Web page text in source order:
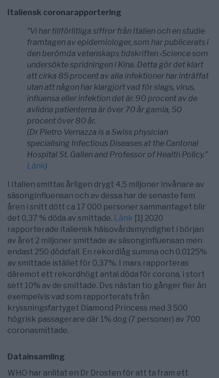
Italiensk coronarapportering
”Vi har tillförlitliga siffror från Italien och en studie
framtagen av epidemiologer, som har publicerats i
den berömda vetenskaps tidskriften ‹Science som
undersökte spridningen i Kina. Detta gör det klart
att cirka 85 procent av alla infektioner har inträffat
utan att någon har klargjort vad för slags, virus,
influensa eller infektion det är. 90 procent av de
avlidna patienterna är över 70 år gamla, 50
procent över 80 år.
(Dr Pietro Vernazza is a Swiss physician
specialising Infectious Diseases at the Cantonal
Hospital St. Gallen and Professor of Health Policy.”
Länk)
I Italien smittas årligen drygt 4,5 miljoner invånare av
säsonginfluensan och av dessa har de senaste fem
åren i snitt dött ca 17 000 personer sammantaget blir
det 0,37 % döda av smittade. Länk [1] 2020
rapporterade italiensk hälsovårdsmyndighet i början
av året 2 miljoner smittade av säsonginfluensan men
endast 250 dödsfall. En rekordlåg summa och 0.0125%
av smittade istället för 0,37%. I mars rapporteras
däremot ett rekordhögt antal döda för corona, i stort
sett 10% av de smittade. Dvs nästan tio gånger fler än
exempelvis vad som rapporterats från
kryssningsfartyget Diamond Princess med 3 500
högrisk passagerare där 1% dog (7 personer) av 700
coronasmittade.
Datainsamling
WHO har anlitat en Dr Drosten för att ta fram ett